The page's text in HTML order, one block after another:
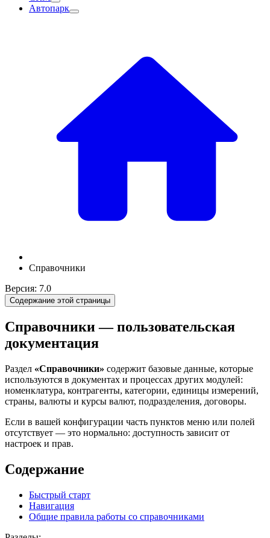
Автопарк
Справочники
Версия: 7.0
Содержание этой страницы
Справочники — пользовательская
документация
Раздел «Справочники» содержит базовые данные, которые
используются в документах и процессах других модулей:
номенклатура, контрагенты, категории, единицы измерений,
страны, валюты и курсы валют, подразделения, договоры.
Если в вашей конфигурации часть пунктов меню или полей
отсутствует — это нормально: доступность зависит от
настроек и прав.
Содержание
Быстрый старт
Навигация
Общие правила работы со справочниками